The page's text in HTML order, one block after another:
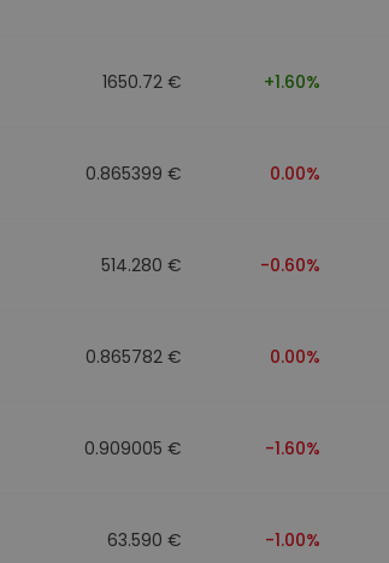
1650.72 € +1.60%
0.865399 € 0.00%
514.280 € -0.60%
0.865782 € 0.00%
0.909005 € -1.60%
63.590 € -1.00%